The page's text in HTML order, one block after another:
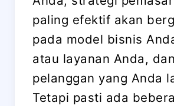
paling efektif akan
pada model bisnis
atau layanan Anda, dan
pelanggan yang Anda
Tetapi pasti ada